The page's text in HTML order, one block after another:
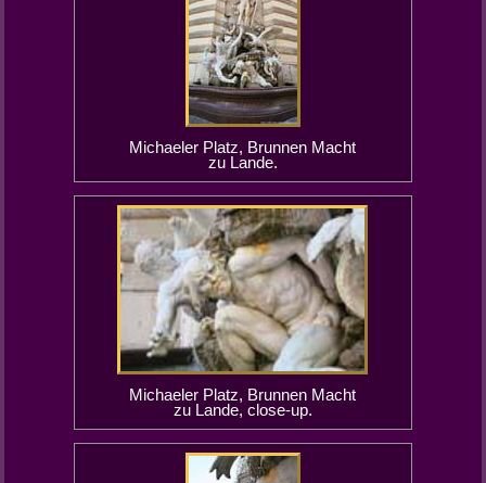
Michaeler Platz, Brunnen Macht
zu Lande.
Michaeler Platz, Brunnen Macht
zu Lande, close-up.